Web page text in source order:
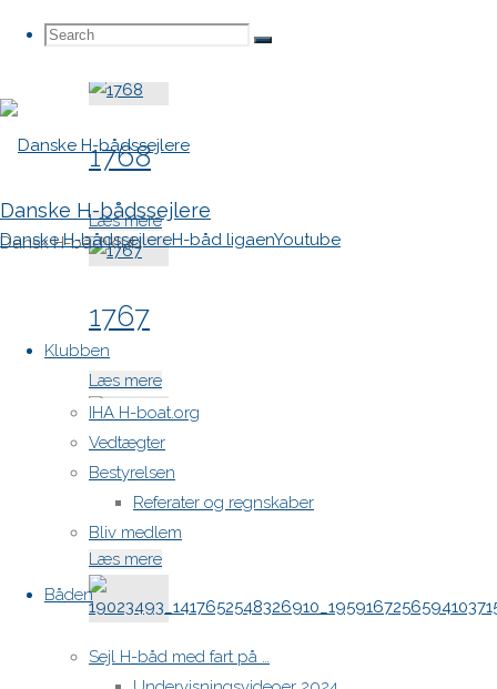
Search
Search
Search
Danske H-bådssejlere
Dansk H-båd klub
Danske H-bådssejlereH-båd ligaenYoutube
Klubben
IHA H-boat.org
Vedtægter
Bestyrelsen
Referater og regnskaber
Bliv medlem
Båden
Sejl H-båd med fart på …
1768
Læs mere"1768"
1767
Læs mere"1767"
Læs mere